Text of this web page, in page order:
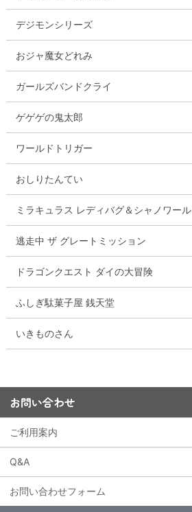
デジモンシリーズ
おジャ魔女どれみ
ガールズバンドクライ
ゲゲゲの鬼太郎
ワールドトリガー
おしりたんてい
ミラキュラス レディバグ＆シャノワール
逃走中 ザ グレートミッション
ドラゴンクエスト ダイの大冒険
ふしぎ駄菓子屋 銭天堂
いきものさん
お問い合わせ
ご利用案内
Q&A
お問い合わせフォーム